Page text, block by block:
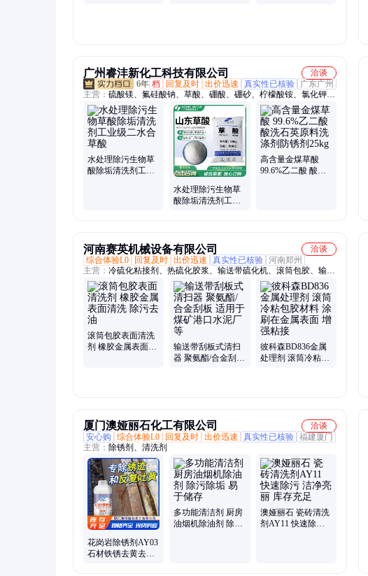
广州睿沣新化工科技有限公司
洽谈
6年 档 回复及时 出价迅速 真实性已核验
广东广州
主营： 硫酸镁、氟硅酸钠、草酸、硼酸、硼砂、柠檬酸铵、氯化钾、
尿素
水处理除污生物草
酸除垢清洗剂工业
水处理除污生物草
酸除垢清洗剂工业
高含量金煤草酸
99.6%乙二酸 酸洗
河南赛英机械设备有限公司
洽谈
综合体验L0
回复及时 出价迅速 真实性已核验 河南郑州
主营： 冷硫化粘接剂、热硫化胶浆、输送带硫化机、滚筒包胶、输送
带接头胶、输送带修补条、皮带清扫器、输送带缓冲床、陶瓷颗粒
胶、未硫化芯胶、未硫化面胶、覆盖胶、中垫胶、输送带快速修补
胶、菱形橡胶板、耐磨橡胶板、皮带冷粘胶、陶瓷橡胶板、三合一陶
瓷衬板、陶瓷衬板胶
滚筒包胶表面清洗
剂 橡胶金属表面清
输送带刮板式清扫
器 聚氨酯/合金刮板
彼科森BD836金属
处理剂 滚筒冷粘包
厦门澳娅丽石化工有限公司
洽谈
安心购
综合体验L0 回复及时 出价迅速 真实性已核验 福建厦门
主营： 除锈剂、清洗剂
花岗岩除锈剂AY03
石材铁锈去黄去锈
多功能清洁剂 厨房
油烟机除油剂 除污
澳娅丽石 瓷砖清洗
剂AY11 快速除污